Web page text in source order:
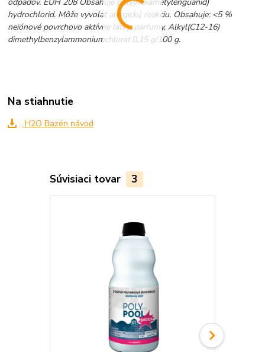
hydrochlorid. Môže vyvolať alergickú reakciu. Obsahuje: <5 %
neiónové povrchovo aktívne látky, parfumy, Alkyl(C12-16)
dimethylbenzylammoniumchlorid 0,15 g/100 g.
Na stiahnutie
H2O Bazén návod
Súvisiaci tovar 3